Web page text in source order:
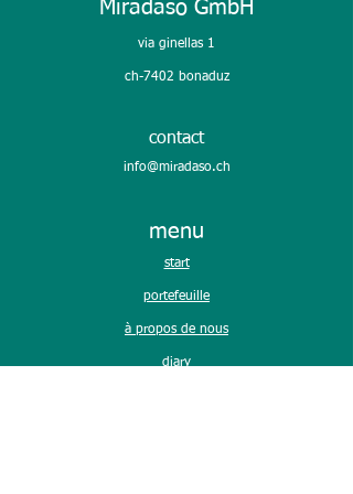
premier jour @ plast 26
Miradaso GmbH
via ginellas 1
ch-7402 bonaduz
contact
info@miradaso.ch
menu
start
portefeuille
à propos de nous
diary